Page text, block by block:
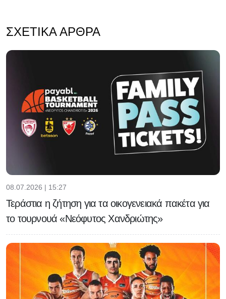
ΣΧΕΤΙΚΆ ΆΡΘΡΑ
08.07.2026 | 15:27
Τεράστια η ζήτηση για τα οικογενειακά πακέτα για
το τουρνουά «Νεόφυτος Χανδριώτης»